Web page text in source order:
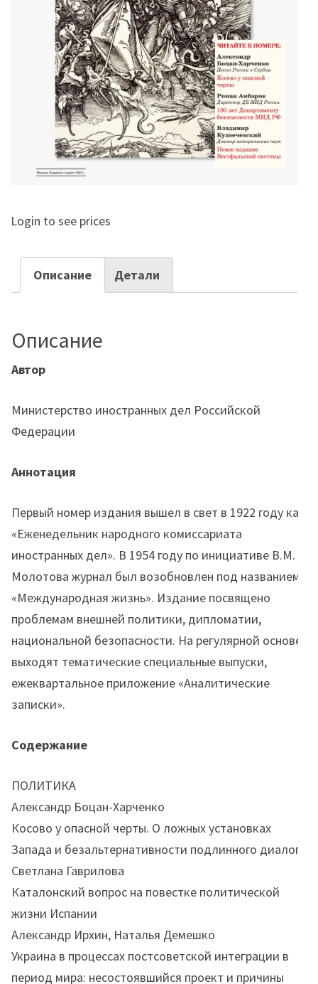
Login to see prices
Описание Детали
Описание
Автор
Министерство иностранных дел Российской
Федерации
Аннотация
Первый номер издания вышел в свет в 1922 году как
«Еженедельник народного комиссариата
иностранных дел». В 1954 году по инициативе В.М.
Молотова журнал был возобновлен под названием
«Международная жизнь». Издание посвящено
проблемам внешней политики, дипломатии,
национальной безопасности. На регулярной основе
выходят тематические специальные выпуски,
ежеквартальное приложение «Аналитические
записки».
Содержание
ПОЛИТИКА
Александр Боцан-Харченко
Косово у опасной черты. О ложных установках
Запада и безальтернативности подлинного диалога
Светлана Гаврилова
Каталонский вопрос на повестке политической
жизни Испании
Александр Ирхин, Наталья Демешко
Украина в процессах постсоветской интеграции в
период мира: несостоявшийся проект и причины